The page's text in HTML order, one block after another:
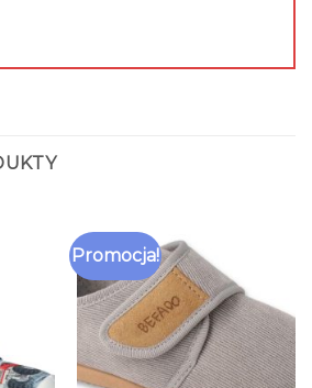
Promocja!